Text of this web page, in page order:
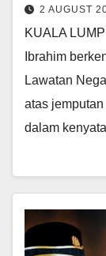
2 AUGUST
KUALA
Ibrahim
Lawatan
atas
dalam